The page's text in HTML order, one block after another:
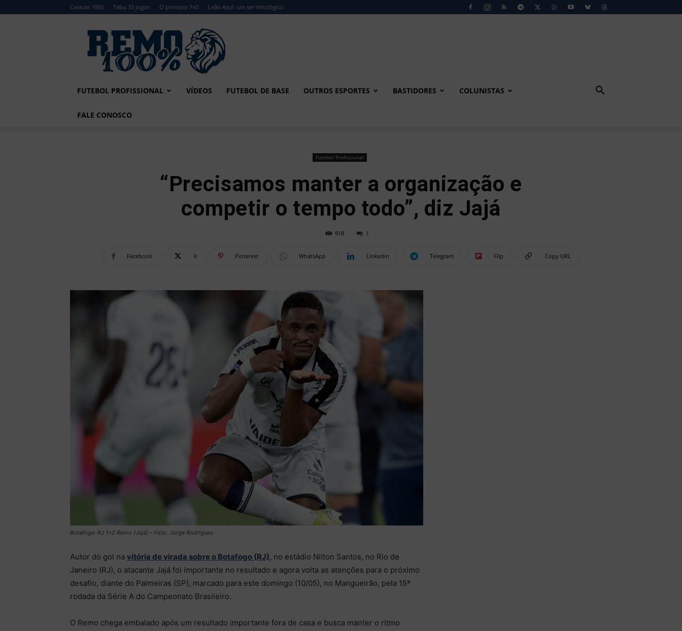
Caracas 1950 Tabu 33 jogos O primeiro 7×0 Leão Azul: um ser mitológico
Remo
FUTEBOL PROFISSIONAL VÍDEOS FUTEBOL DE BASE OUTROS ESPORTES BASTIDORES COLUNISTAS
FALE CONOSCO
Futebol Profissional
“Precisamos manter a organização e
competir o tempo todo”, diz Jajá
918 3
Facebook X Pinterest WhatsApp Linkedin Telegram Flip Copy URL
Botafogo-RJ 1×2 Remo (Jajá) – Foto: Jorge Rodrigues
Autor do gol na vitória de virada sobre o Botafogo (RJ), no estádio Nilton Santos, no Rio de
Janeiro (RJ), o atacante Jajá foi importante no resultado e agora volta as atenções para o próximo
desafio, diante do Palmeiras (SP), marcado para este domingo (10/05), no Mangueirão, pela 15ª
rodada da Série A do Campeonato Brasileiro.
O Remo chega embalado após um resultado importante fora de casa e busca manter o ritmo